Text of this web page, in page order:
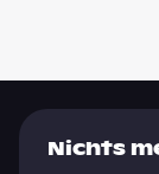
Nichts